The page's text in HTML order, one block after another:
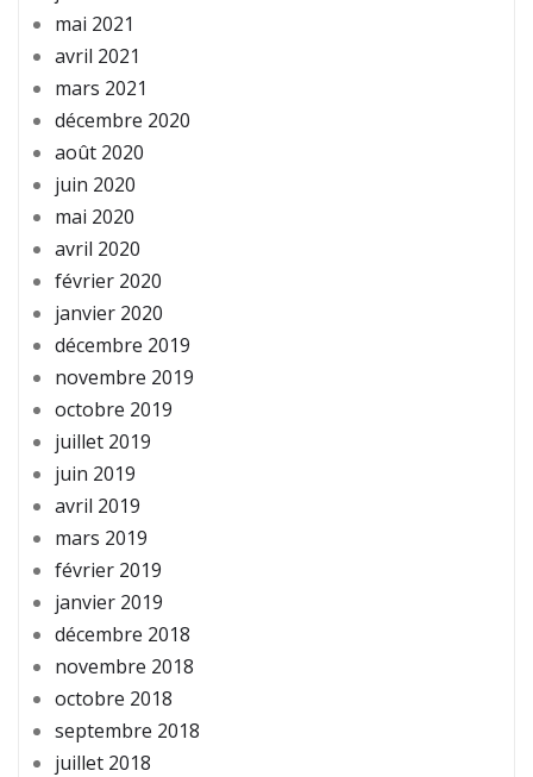
mai 2021
avril 2021
mars 2021
décembre 2020
août 2020
juin 2020
mai 2020
avril 2020
février 2020
janvier 2020
décembre 2019
novembre 2019
octobre 2019
juillet 2019
juin 2019
avril 2019
mars 2019
février 2019
janvier 2019
décembre 2018
novembre 2018
octobre 2018
septembre 2018
juillet 2018